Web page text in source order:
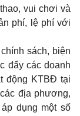
vui chơi và
phí, lệ phí với
sách, biện
đẩy các doanh
động KTBĐ tại
địa phương,
dụng một số